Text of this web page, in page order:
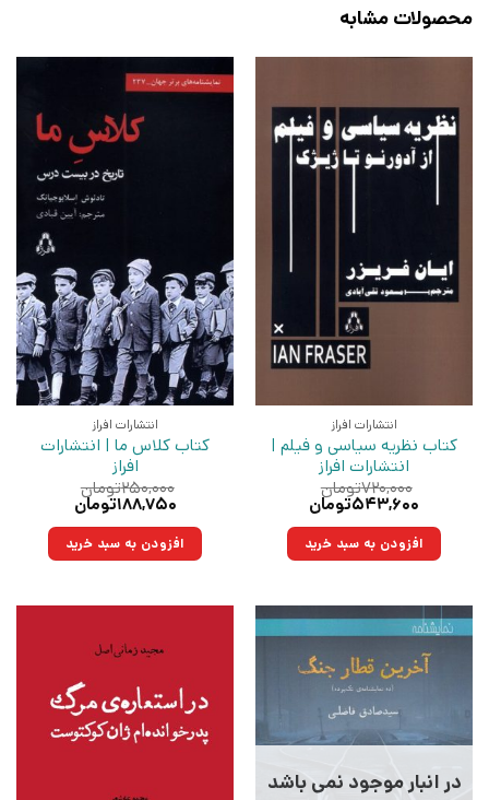
محصولات مشابه
انتشارات افراز
کتاب نظریه سیاسی و فیلم |
انتشارات افراز
۷۲۰,۰۰۰تومان
قیمت
۷۲۰,۰۰۰تومان
بود.
۵۴۳,۶۰۰تومان
۵۴۳,۶۰۰تومان.افزودن به سبد خرید
انتشارات افراز
کتاب کلاس ما | انتشارات
افراز
۲۵۰,۰۰۰تومان
قیمت
۲۵۰,۰۰۰تومان
بود.
۱۸۸,۷۵۰تومان
۱۸۸,۷۵۰تومان.افزودن به سبد خرید
در انبار موجود نمی باشد